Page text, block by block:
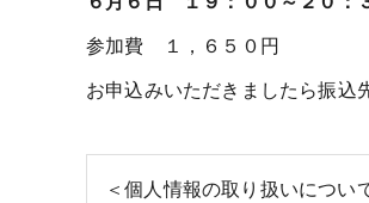
参加費 １，６５０円
お申込みいただきましたら振込
＜個人情報の取り扱いについ